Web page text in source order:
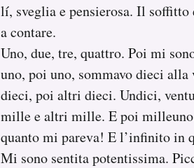
lí, sveglia e pensierosa. Il
a contare.
Uno, due, tre, quattro. Poi mi
uno, poi uno, sommavo dieci
dieci, poi altri dieci. Undici,
mille e altri mille. E poi
quanto mi pareva! E l’infinito in
Mi sono sentita potentissima.